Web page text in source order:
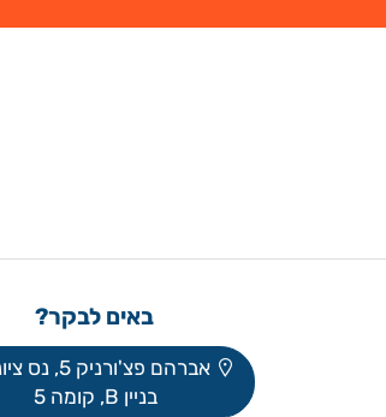
באים לבקר?
אברהם פצ'ורניק 5, נס ציונה